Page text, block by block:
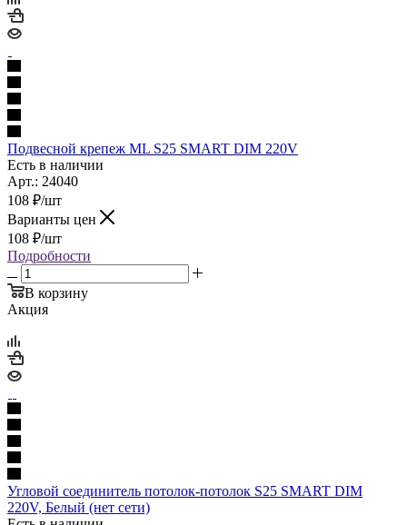
Подвесной крепеж ML S25 SMART DIM 220V
Есть в наличии
Арт.: 24040
108 ₽/шт
Варианты цен
108 ₽/шт
Подробности
В корзину
Акция
Угловой соединитель потолок-потолок S25 SMART DIM
220V, Белый (нет сети)